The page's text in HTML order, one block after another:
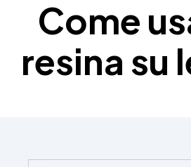
Come
resina su